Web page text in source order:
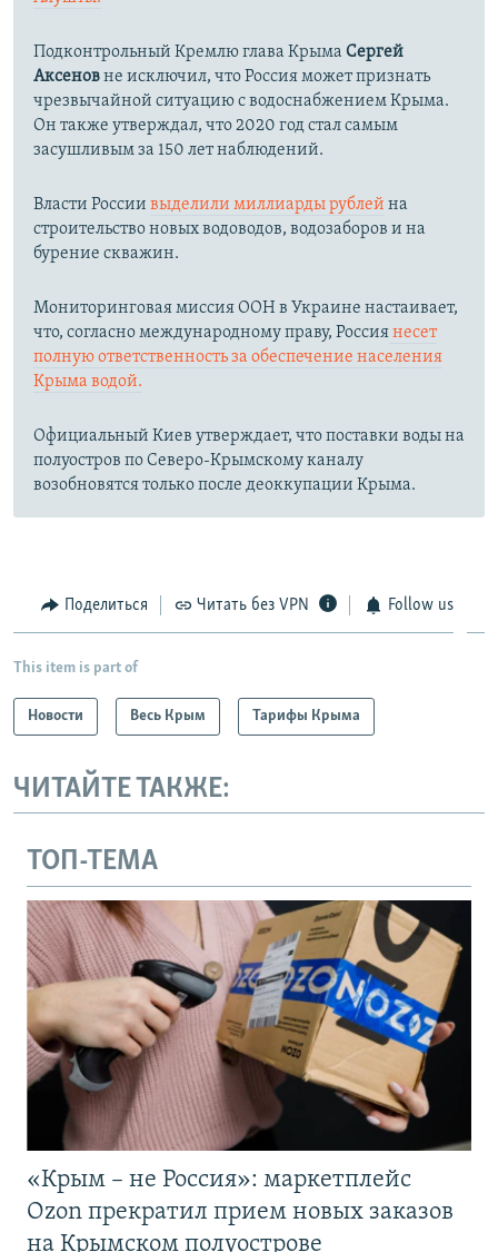
Подконтрольный Кремлю глава Крыма Сергей
Аксеновне исключил, что Россия может признать
чрезвычайной ситуацию с водоснабжением Крыма.
Он также утверждал, что 2020 год стал самым
засушливым за 150 лет наблюдений.​
Власти России выделили миллиарды рублей на
строительство новых водоводов, водозаборов и на
бурение скважин.
Мониторинговая миссия ООН в Украине настаивает,
что, согласно международному праву, Россиянесет
полную ответственность за обеспечение населения
Крыма водой.
Официальный Киев утверждает, что поставки воды на
полуостров по Северо-Крымскому каналу
возобновятся только после деоккупации Крыма.
Поделиться Читать без VPN Follow us
This item is part of
Новости Весь Крым Тарифы Крыма
ЧИТАЙТЕ ТАКЖЕ:
ТОП-ТЕМА
«Крым – не Россия»: маркетплейс
Ozon прекратил прием новых заказов
на Крымском полуострове